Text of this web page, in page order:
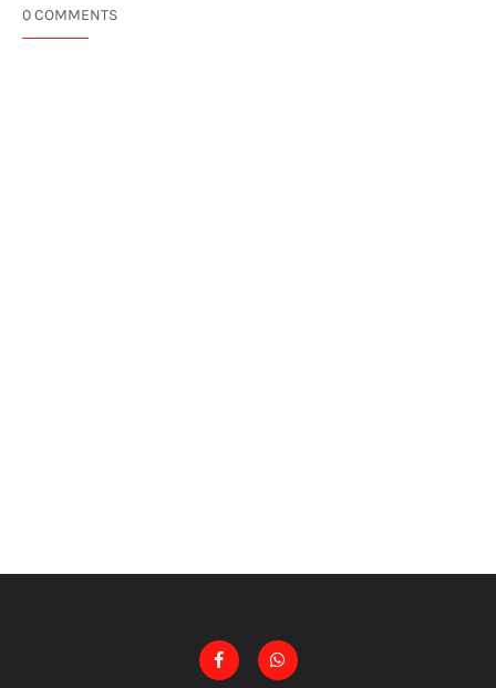
0 COMMENTS